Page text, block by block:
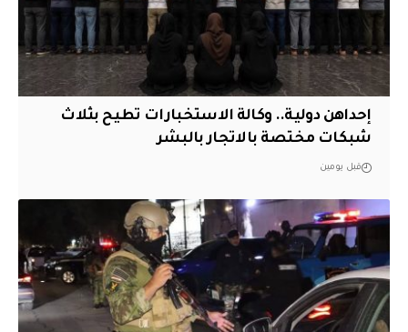
إحداهن دولية.. وكالة الاستخبارات تطيح بثلاث
شبكات مختصة بالاتجار بالبشر
قبل يومين